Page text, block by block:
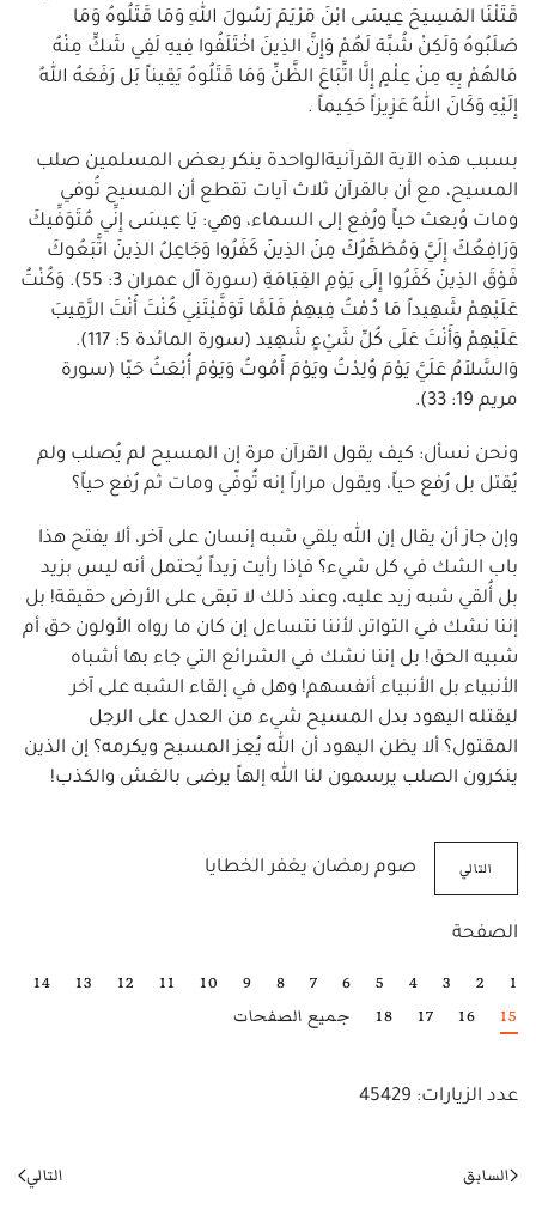
قَتَلْنَا المَسِيحَ عِيسَى ابْنَ مَرْيَمَ رَسُولَ اللهِ وَمَا قَتَلُوهُ وَمَا
صَلَبُوهُ وَلَكِنْ شُبِّهَ لَهُمْ وَإِنَّ الذِينَ اخْتَلَفُوا فِيهِ لَفِي شَكٍّ مِنْهُ
مَالهُمْ بِهِ مِنْ عِلْمٍ إِلَّا اتِّبَاعَ الظَّنِّ وَمَا قَتَلُوهُ يَقِيناً بَل رَفَعَهُ اللهُ
إِلَيْهِ وَكَانَ اللهُ عَزِيزاً حَكِيماً .
بسبب هذه الآية القرآنيةالواحدة ينكر بعض المسلمين صلب
المسيح، مع أن بالقرآن ثلاث آيات تقطع أن المسيح تُوفي
ومات وُبعث حياً ورُفع إلى السماء، وهي: يَا عِيسَى إِنِّي مُتَوَفِّيكَ
وَرَافِعُكَ إِلَيَّ وَمُطَهِّرُكَ مِنَ الذِينَ كَفَرُوا وَجَاعِلُ الذِينَ اتَّبَعُوكَ
فَوْقَ الذِينَ كَفَرُوا إِلَى يَوْمِ القِيَامَةِ (سورة آل عمران 3: 55). وَكُنْتُ
عَلَيْهِمْ شَهِيداً مَا دُمْتُ فِيهِمْ فَلَمَّا تَوَفَّيْتَنِي كُنْتَ أَنْتَ الرَّقِيبَ
عَلَيْهِمْ وَأَنْتَ عَلَى كُلِّ شَيْءٍ شَهِيد (سورة المائدة 5: 117).
وَالسَّلاَمُ عَلَيَّ يَوْمَ وُلِدْتُ ويَوْمَ أَمُوتُ وَيَوْمَ أُبْعَثُ حَيّا (سورة
مريم 19: 33).
ونحن نسأل: كيف يقول القرآن مرة إن المسيح لم يُصلب ولم
يُقتل بل رُفع حياً، ويقول مراراً إنه تُوفّي ومات ثم رُفع حياً؟
وإن جاز أن يقال إن الله يلقي شبه إنسان على آخر، ألا يفتح هذا
باب الشك في كل شيء؟ فإذا رأيت زيداً يُحتمل أنه ليس بزيد
بل أُلقي شبه زيد عليه، وعند ذلك لا تبقى على الأرض حقيقة! بل
إننا نشك في التواتر، لأننا نتساءل إن كان ما رواه الأولون حق أم
شبيه الحق! بل إننا نشك في الشرائع التي جاء بها أشباه
الأنبياء بل الأنبياء أنفسهم! وهل في إلقاء الشبه على آخر
ليقتله اليهود بدل المسيح شيء من العدل على الرجل
المقتول؟ ألا يظن اليهود أن الله يُعِز المسيح ويكرمه؟ إن الذين
ينكرون الصلب يرسمون لنا الله إلهاً يرضى بالغش والكذب!
التالي صوم رمضان يغفر الخطايا
الصفحة
1
2
3
4
5
6
7
8
9
10
11
12
13
14
15
16
17
18 جميع الصفحات
عدد الزيارات: 45429
السابق التالي